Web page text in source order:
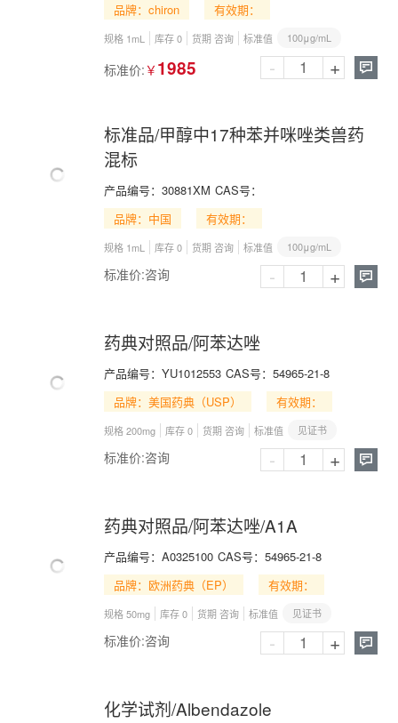
品牌：chiron
有效期：
规格 1mL 库存 0 货期 咨询 标准值 100μg/mL
标准价: ￥ 1985 
- +
标准品/甲醇中17种苯并咪唑类兽药
混标
产品编号： 30881XM CAS号：
品牌：中国
有效期：
规格 1mL 库存 0 货期 咨询 标准值 100μg/mL
标准价:咨询 
- +
药典对照品/阿苯达唑
产品编号： YU1012553 CAS号： 54965-21-8
品牌：美国药典（USP）
有效期：
规格 200mg 库存 0 货期 咨询 标准值 见证书
标准价:咨询 
- +
药典对照品/阿苯达唑/A1A
产品编号： A0325100 CAS号： 54965-21-8
品牌：欧洲药典（EP）
有效期：
规格 50mg 库存 0 货期 咨询 标准值 见证书
标准价:咨询 
- +
化学试剂/Albendazole